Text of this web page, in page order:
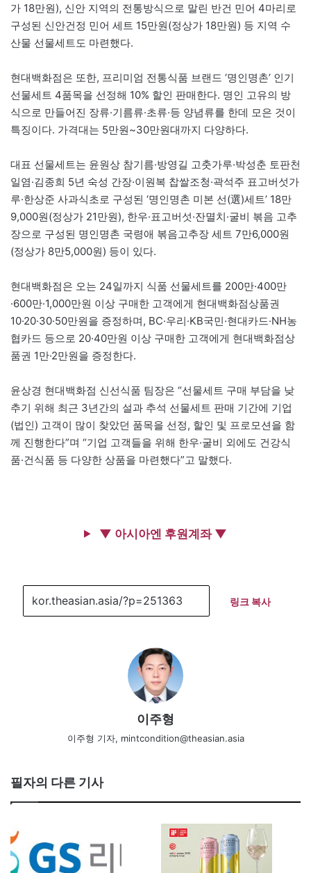
가 18만원), 신안 지역의 전통방식으로 말린 반건 민어 4마리로
구성된 신안건정 민어 세트 15만원(정상가 18만원) 등 지역 수
산물 선물세트도 마련했다.
현대백화점은 또한, 프리미엄 전통식품 브랜드 ‘명인명촌’ 인기
선물세트 4품목을 선정해 10% 할인 판매한다. 명인 고유의 방
식으로 만들어진 장류·기름류·초류·등 양념류를 한데 모은 것이
특징이다. 가격대는 5만원~30만원대까지 다양하다.
대표 선물세트는 윤원상 참기름·방영길 고춧가루·박성춘 토판천
일염·김종희 5년 숙성 간장·이원복 찹쌀조청·곽석주 표고버섯가
루·한상준 사과식초로 구성된 ‘명인명촌 미본 선(選)세트’ 18만
9,000원(정상가 21만원), 한우·표고버섯·잔멸치·굴비 볶음 고추
장으로 구성된 명인명촌 국령애 볶음고추장 세트 7만6,000원
(정상가 8만5,000원) 등이 있다.
현대백화점은 오는 24일까지 식품 선물세트를 200만·400만
·600만·1,000만원 이상 구매한 고객에게 현대백화점상품권
10·20·30·50만원을 증정하며, BC·우리·KB국민·현대카드·NH농
협카드 등으로 20·40만원 이상 구매한 고객에게 현대백화점상
품권 1만·2만원을 증정한다.
윤상경 현대백화점 신선식품 팀장은 “선물세트 구매 부담을 낮
추기 위해 최근 3년간의 설과 추석 선물세트 판매 기간에 기업
(법인) 고객이 많이 찾았던 품목을 선정, 할인 및 프로모션을 함
께 진행한다”며 “기업 고객들을 위해 한우·굴비 외에도 건강식
품·건식품 등 다양한 상품을 마련했다”고 말했다.
▼ 아시아엔 후원계좌 ▼
링크 복사
이주형
이주형 기자, mintcondition@theasian.asia
필자의 다른 기사